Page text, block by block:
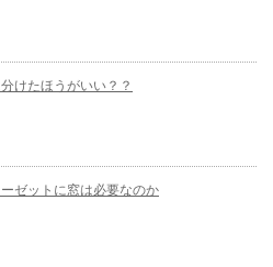
けたほうがいい？？
ゼットに窓は必要なのか